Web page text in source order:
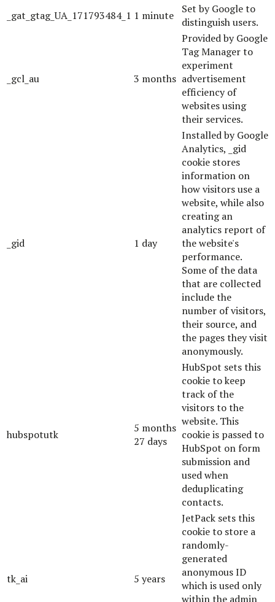
_gat_gtag_UA_171793484_1 1 minute
Set by Google to
distinguish users.
_gcl_au 3 months
Provided by Google
Tag Manager to
experiment
advertisement
efficiency of
websites using
their services.
_gid 1 day
Installed by Google
Analytics, _gid
cookie stores
information on
how visitors use a
website, while also
creating an
analytics report of
the website's
performance.
Some of the data
that are collected
include the
number of visitors,
their source, and
the pages they visit
anonymously.
hubspotutk
5 months
27 days
HubSpot sets this
cookie to keep
track of the
visitors to the
website. This
cookie is passed to
HubSpot on form
submission and
used when
deduplicating
contacts.
tk_ai 5 years
JetPack sets this
cookie to store a
randomly-
generated
anonymous ID
which is used only
within the admin